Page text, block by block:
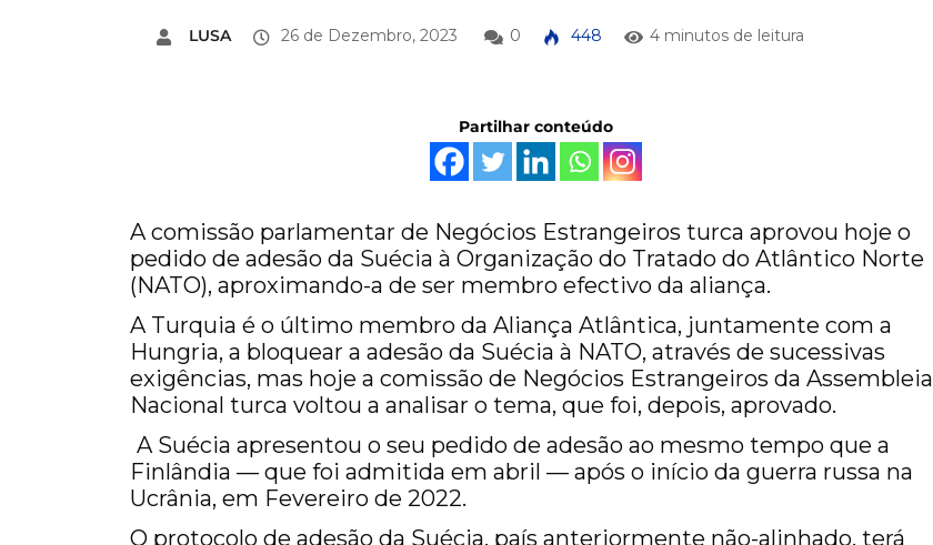
LUSA 26 de Dezembro, 2023 0 448 4 minutos de leitura
Partilhar conteúdo
A comissão parlamentar de Negócios Estrangeiros turca aprovou hoje o
pedido de adesão da Suécia à Organização do Tratado do Atlântico Norte
(NATO), aproximando-a de ser membro efectivo da aliança.
A Turquia é o último membro da Aliança Atlântica, juntamente com a
Hungria, a bloquear a adesão da Suécia à NATO, através de sucessivas
exigências, mas hoje a comissão de Negócios Estrangeiros da Assembleia
Nacional turca voltou a analisar o tema, que foi, depois, aprovado.
A Suécia apresentou o seu pedido de adesão ao mesmo tempo que a
Finlândia — que foi admitida em abril — após o início da guerra russa na
Ucrânia, em Fevereiro de 2022.
O protocolo de adesão da Suécia, país anteriormente não-alinhado, terá